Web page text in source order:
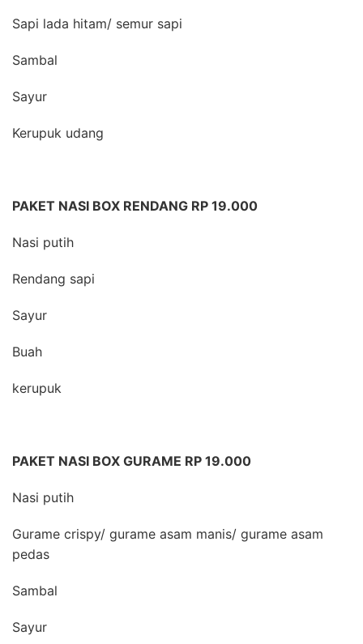
Sapi lada hitam/ semur sapi
Sambal
Sayur
Kerupuk udang
PAKET NASI BOX RENDANG RP 19.000
Nasi putih
Rendang sapi
Sayur
Buah
kerupuk
PAKET NASI BOX GURAME RP 19.000
Nasi putih
Gurame crispy/ gurame asam manis/ gurame asam
pedas
Sambal
Sayur